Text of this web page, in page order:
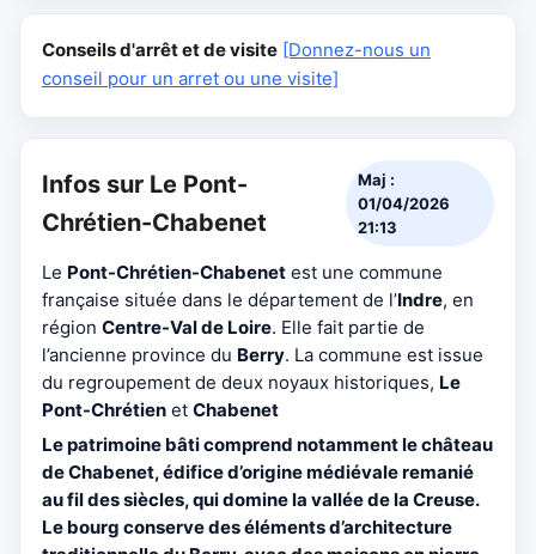
Conseils d'arrêt et de visite [Donnez-nous un
conseil pour un arret ou une visite]
Infos sur Le Pont-
Chrétien-Chabenet
Maj :
01/04/2026
21:13
Le Pont-Chrétien-Chabenet est une commune
française située dans le département de l’Indre, en
région Centre-Val de Loire. Elle fait partie de
l’ancienne province du Berry. La commune est issue
du regroupement de deux noyaux historiques, Le
Pont-Chrétien et Chabenet
Le patrimoine bâti comprend notamment lechâteau
de Chabenet, édifice d’origine médiévale remanié
au fil des siècles, qui domine la vallée de la Creuse.
Le bourg conserve des éléments d’architecture